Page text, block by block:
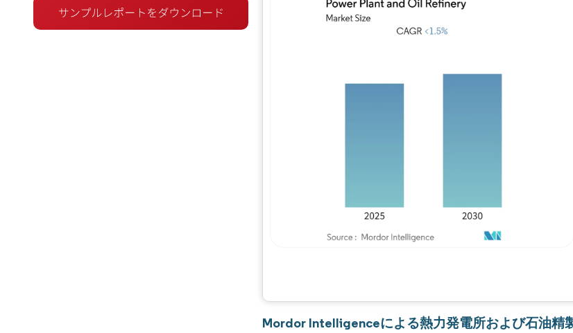
主な市場動向
Mordor Intelligenceによる熱力発電所および石油精